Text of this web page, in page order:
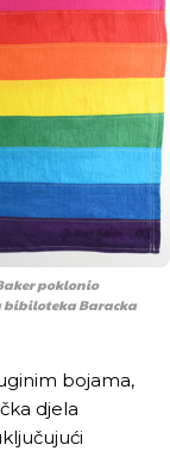
poklonio
bibiloteka Baracka
bojama,
djela